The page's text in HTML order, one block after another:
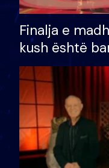
Finalja e
kush është
shtëpinë dhe
të fituar